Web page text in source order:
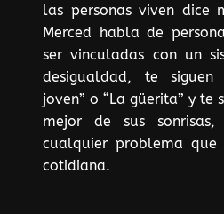
las personas viven dice
Merced habla de
ser vinculadas con un
desigualdad, te
joven” o “La güerita” y te
mejor de sus
cualquier problema que
cotidiana.